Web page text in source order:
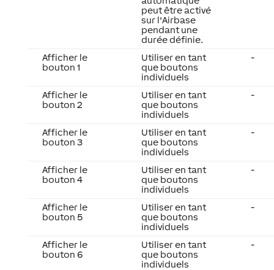
peut être activé
sur l'Airbase
pendant une
durée définie.
Afficher le
bouton 1
Utiliser en tant
que boutons
individuels
-
Afficher le
bouton 2
Utiliser en tant
que boutons
individuels
-
Afficher le
bouton 3
Utiliser en tant
que boutons
individuels
-
Afficher le
bouton 4
Utiliser en tant
que boutons
individuels
-
Afficher le
bouton 5
Utiliser en tant
que boutons
individuels
-
Afficher le
bouton 6
Utiliser en tant
que boutons
individuels
-